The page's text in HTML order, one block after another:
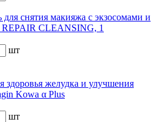
снятия макияжа с экзосомами и
CLEANSING, 1
шт
здоровья желудка и улучшения
Kowa α Plus
шт